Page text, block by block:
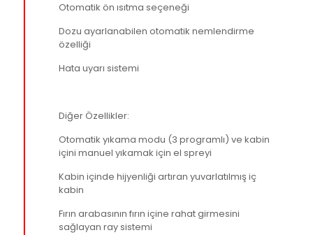
Otomatik ön ısıtma seçeneği
Dozu ayarlanabilen otomatik nemlendirme
özelliği
Hata uyarı sistemi
Diğer Özellikler:
Otomatik yıkama modu (3 programlı) ve kabin
içini manuel yıkamak için el spreyi
Kabin içinde hijyenliği artıran yuvarlatılmış iç
kabin
Fırın arabasının fırın içine rahat girmesini
sağlayan ray sistemi